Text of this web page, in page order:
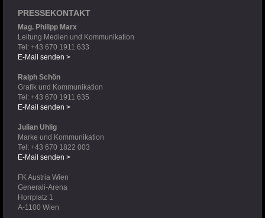
PRESSEKONTAKT
Mag. Philipp Marx
Leitung Medien und Kommunikation
Tel: +43 670 1911 633
E-Mail senden >
Ralph Schön
Grafik und Kommunikation
Tel: +43 670 1911 635
E-Mail senden >
Julian Uhlig
Marke und Kommunikation
Tel: +43 670 1822 003
E-Mail senden >
FK Austria Wien
Generali-Arena
Horrplatz 1
A-1100 Wien